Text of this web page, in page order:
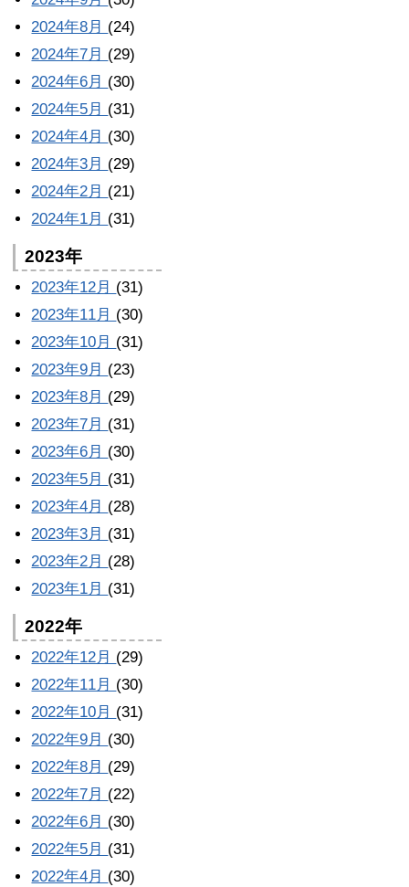
2024年8月 (24)
2024年7月 (29)
2024年6月 (30)
2024年5月 (31)
2024年4月 (30)
2024年3月 (29)
2024年2月 (21)
2024年1月 (31)
2023年
2023年12月 (31)
2023年11月 (30)
2023年10月 (31)
2023年9月 (23)
2023年8月 (29)
2023年7月 (31)
2023年6月 (30)
2023年5月 (31)
2023年4月 (28)
2023年3月 (31)
2023年2月 (28)
2023年1月 (31)
2022年
2022年12月 (29)
2022年11月 (30)
2022年10月 (31)
2022年9月 (30)
2022年8月 (29)
2022年7月 (22)
2022年6月 (30)
2022年5月 (31)
2022年4月 (30)